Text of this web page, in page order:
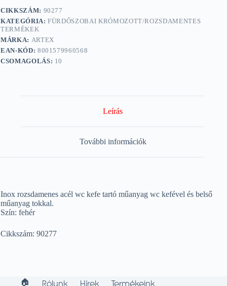
CIKKSZÁM: 90277
KATEGÓRIA:FÜRDŐSZOBAI KRÓMOZOTT/ROZSDAMENTES
TERMÉKEK
MÁRKA: ARTEX
EAN-KÓD: 8001579960568
CSOMAGOLÁS: 10
Leírás
További információk
Inox rozsdamenes acél wc kefe tartó műanyag wc kefével és belső
műanyag tokkal.
Szín: fehér
Cikkszám: 90277
🏠︎ Rólunk Hírek Termékeink